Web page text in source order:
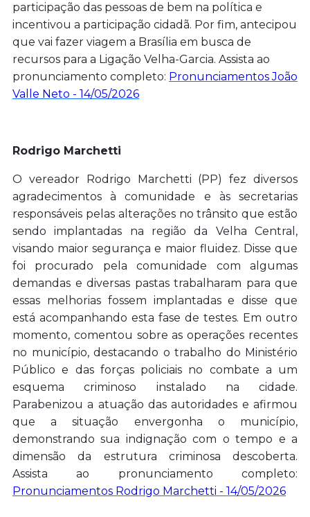
participação das pessoas de bem na política e
incentivou a participação cidadã. Por fim, antecipou
que vai fazer viagem a Brasília em busca de
recursos para a Ligação Velha-Garcia. Assista ao
pronunciamento completo: Pronunciamentos João
Valle Neto - 14/05/2026
Rodrigo Marchetti
O vereador Rodrigo Marchetti (PP) fez diversos
agradecimentos à comunidade e às secretarias
responsáveis pelas alterações no trânsito que estão
sendo implantadas na região da Velha Central,
visando maior segurança e maior fluidez. Disse que
foi procurado pela comunidade com algumas
demandas e diversas pastas trabalharam para que
essas melhorias fossem implantadas e disse que
está acompanhando esta fase de testes. Em outro
momento, comentou sobre as operações recentes
no município, destacando o trabalho do Ministério
Público e das forças policiais no combate a um
esquema criminoso instalado na cidade.
Parabenizou a atuação das autoridades e afirmou
que a situação envergonha o município,
demonstrando sua indignação com o tempo e a
dimensão da estrutura criminosa descoberta.
Assista ao pronunciamento completo:
Pronunciamentos Rodrigo Marchetti - 14/05/2026